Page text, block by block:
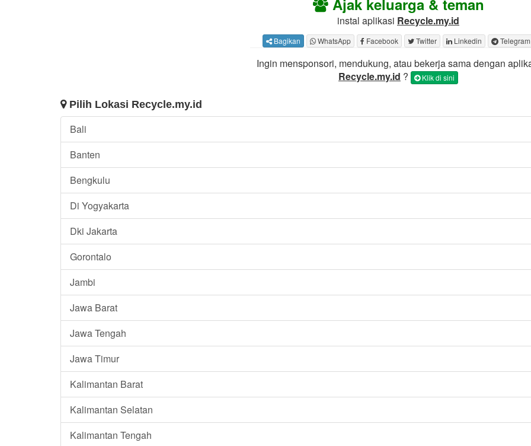
Ajak keluarga & teman
instal aplikasi Recycle.my.id
Bagikan WhatsApp Facebook Twitter Linkedin Telegram
Ingin mensponsori, mendukung, atau bekerja sama dengan
Recycle.my.id ? Klik di sini
Pilih Lokasi Recycle.my.id
Bali
Banten
Bengkulu
Di Yogyakarta
Dki Jakarta
Gorontalo
Jambi
Jawa Barat
Jawa Tengah
Jawa Timur
Kalimantan Barat
Kalimantan Selatan
Kalimantan Tengah